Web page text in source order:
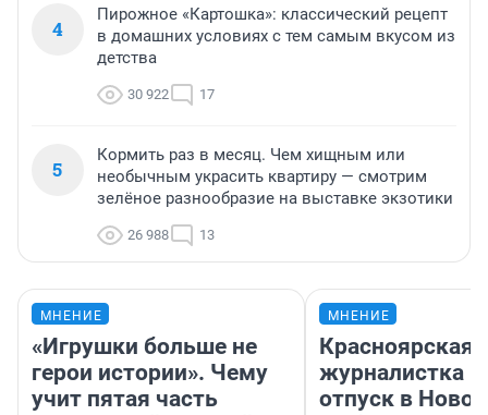
4
Пирожное «Картошка»: классический рецепт
в домашних условиях с тем самым вкусом из
детства
30 922 17
5
Кормить раз в месяц. Чем хищным или
необычным украсить квартиру — смотрим
зелёное разнообразие на выставке экзотики
26 988 13
МНЕНИЕ
«Игрушки больше не
герои истории». Чему
учит пятая часть
МНЕНИЕ
Красноярская
журналистка
отпуск в